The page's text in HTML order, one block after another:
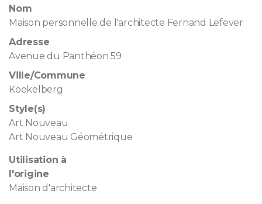
Nom
Maison personnelle de l'architecte Fernand Lefever
Adresse
Avenue du Panthéon 59
Ville/Commune
Koekelberg
Style(s)
Art Nouveau
Art Nouveau Géométrique
Utilisation à
l'origine
Maison d'architecte